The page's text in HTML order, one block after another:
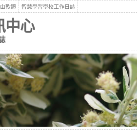
軟體 智慧學習學校工作日誌
中心